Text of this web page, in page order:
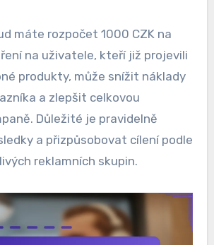
máte rozpočet 1000 CZK na
na uživatele, kteří již projevili
produkty, může snížit náklady
a zlepšit celkovou
Důležité je pravidelně
a přizpůsobovat cílení podle
reklamních skupin.